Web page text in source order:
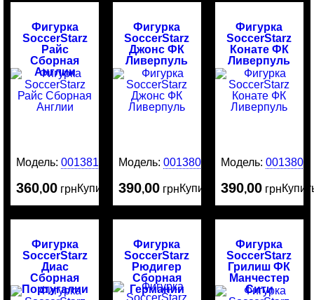
Фигурка
SoccerStarz
Райс
Сборная
Англии
Модель:0013818
360,00 грнКупить
Фигурка
SoccerStarz
Джонс ФК
Ливерпуль
Модель:0013808
390,00 грнКупить
Фигурка
SoccerStarz
Конате ФК
Ливерпуль
Модель: 0013805
390,00 грн
Фигурка
SoccerStarz
Диас
Сборная
Португалии
Фигурка
SoccerStarz
Рюдигер
Сборная
Германии
Фигурка
SoccerStarz
Грилиш ФК
Манчестер
Сити